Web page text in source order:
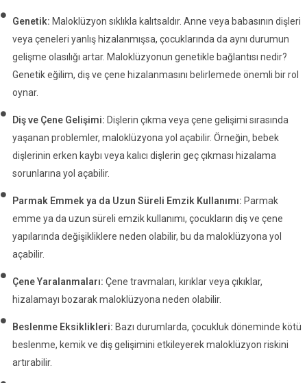
Genetik: Maloklüzyon sıklıkla kalıtsaldır. Anne veya babasının dişleri
veya çeneleri yanlış hizalanmışsa, çocuklarında da aynı durumun
gelişme olasılığı artar. Maloklüzyonun genetikle bağlantısı nedir?
Genetik eğilim, diş ve çene hizalanmasını belirlemede önemli bir rol
oynar.
Diş ve Çene Gelişimi: Dişlerin çıkma veya çene gelişimi sırasında
yaşanan problemler, maloklüzyona yol açabilir. Örneğin, bebek
dişlerinin erken kaybı veya kalıcı dişlerin geç çıkması hizalama
sorunlarına yol açabilir.
Parmak Emmek ya da Uzun Süreli Emzik Kullanımı: Parmak
emme ya da uzun süreli emzik kullanımı, çocukların diş ve çene
yapılarında değişikliklere neden olabilir, bu da maloklüzyona yol
açabilir.
Çene Yaralanmaları: Çene travmaları, kırıklar veya çıkıklar,
hizalamayı bozarak maloklüzyona neden olabilir.
Beslenme Eksiklikleri: Bazı durumlarda, çocukluk döneminde kötü
beslenme, kemik ve diş gelişimini etkileyerek maloklüzyon riskini
artırabilir.